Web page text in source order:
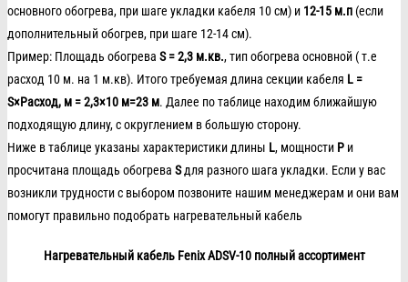
основного обогрева, при шаге укладки кабеля 10 см) и 12-15 м.п (если
дополнительный обогрев, при шаге 12-14 см).
Пример: Площадь обогрева S = 2,3 м.кв., тип обогрева основной ( т.е
расход 10 м. на 1 м.кв). Итого требуемая длина секции кабеля L =
S×Расход, м = 2,3×10 м=23 м. Далее по таблице находим ближайшую
подходящую длину, с округлением в большую сторону.
Ниже в таблице указаны характеристики длины L, мощности P и
просчитана площадь обогрева Sдля разного шага укладки. Если у вас
возникли трудности с выбором позвоните нашим менеджерам и они вам
помогут правильно подобрать нагревательный кабель
Нагревательный кабель Fenix ADSV-10 полный ассортимент